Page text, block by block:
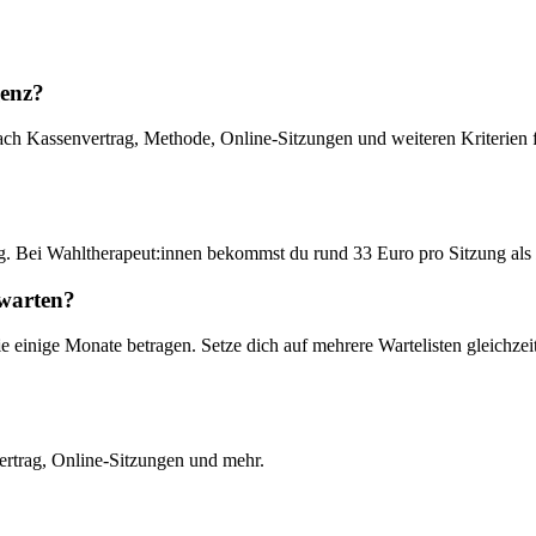
?
Kassenvertrag, Methode, Online-Sitzungen und weiteren
Wahltherapeut:innen bekommst du rund 33 Euro pro Sitzung
einige Monate betragen. Setze dich auf mehrere Wartelisten
Online-Sitzungen und mehr.